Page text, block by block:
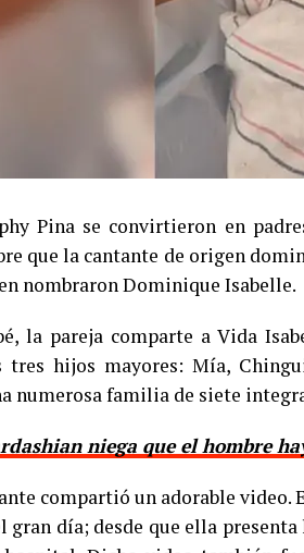
Pina se convirtieron en
que la cantante de origen
nombraron Dominique Isabelle.
la pareja comparte a Vida
tres hijos mayores: Mía,
numerosa familia de siete
niega que el hombre
compartió un adorable
gran día; desde que ella